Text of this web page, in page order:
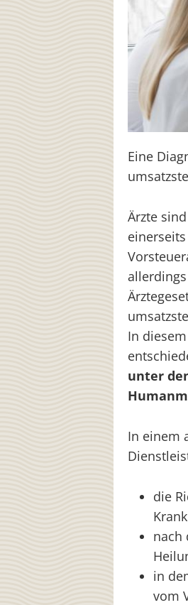
Eine
Ärzte
In
unter
In einem
die
nach
in
vom